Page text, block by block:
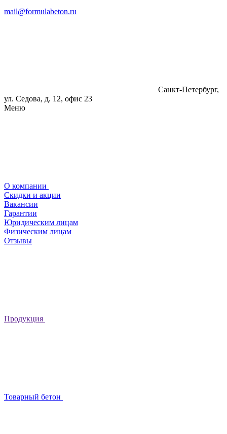
mail@formulabeton.ru
Санкт-Петербург,
ул. Седова, д. 12, офис 23
Меню
О компании
Скидки и акции
Вакансии
Гарантии
Юридическим лицам
Физическим лицам
Отзывы
Продукция
Товарный бетон